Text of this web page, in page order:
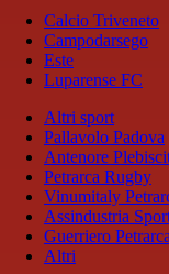
Calcio Triveneto
Campodarsego
Este
Luparense FC
Altri sport
Pallavolo Padova
Antenore
Petrarca Rugby
Vinumitaly
Assindustria
Guerriero Petrarca
Altri